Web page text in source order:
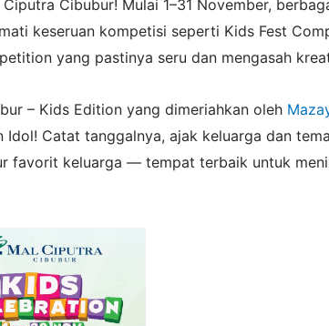
Cibubur! Mulai 1–31 November,
keseruan kompetisi seperti Kids Fest
yang pastinya seru dan mengasah
– Kids Edition yang dimeriahkan oleh
Catat tanggalnya, ajak keluarga dan
favorit keluarga — tempat terbaik untuk